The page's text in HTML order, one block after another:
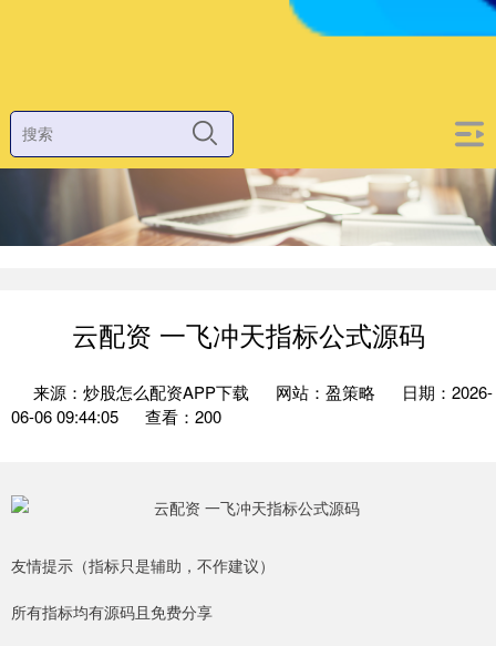
云配资 一飞冲天指标公式源码
来源：炒股怎么配资APP下载 网站：盈策略
日期：2026-
06-06 09:44:05
查看：200
友情提示（指标只是辅助，不作建议）
所有指标均有源码且免费分享